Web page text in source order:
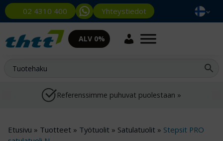
02 4310 400 Yhteystiedot
ALV 0%
Referenssimme puhuvat puolestaan »
Etusivu » Tuotteet » Työtuolit » Satulatuolit » Stepsit PRO